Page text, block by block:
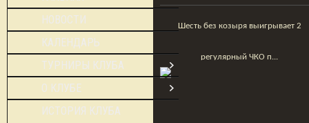
НОВОСТИ
КАЛЕНДАРЬ
ТУРНИРЫ КЛУБА
О КЛУБЕ
ИСТОРИЯ КЛУБА
Шесть без козыря выигрывает 2
регулярный ЧКО п...